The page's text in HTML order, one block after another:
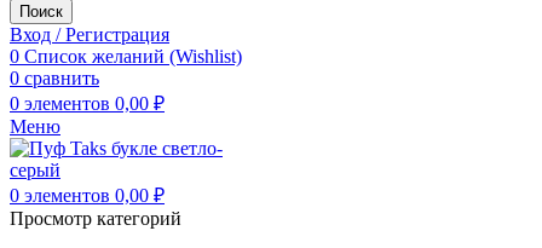
Поиск
Вход / Регистрация
0 Список желаний (Wishlist)
0 сравнить
0 элементов 0,00 ₽
Меню
0 элементов 0,00 ₽
Просмотр категорий